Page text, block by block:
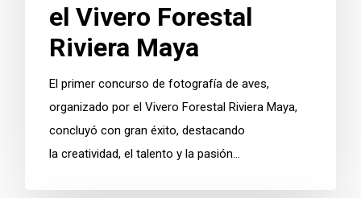
el Vivero Forestal
Riviera Maya
El primer concurso de fotografía de aves,
organizado por el Vivero Forestal Riviera Maya,
concluyó con gran éxito, destacando
la creatividad, el talento y la pasión…